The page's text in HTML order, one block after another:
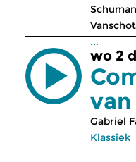
...
wo 2
van
Gabriel
Klassiek